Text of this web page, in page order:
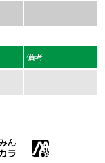
備考